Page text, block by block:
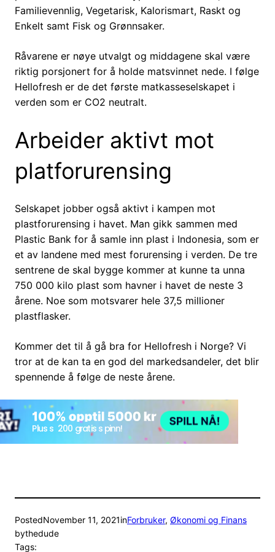
Familievennlig, Vegetarisk, Kalorismart, Raskt og
Enkelt samt Fisk og Grønnsaker.
Råvarene er nøye utvalgt og middagene skal være
riktig porsjonert for å holde matsvinnet nede. I følge
Hellofresh er de det første matkasseselskapet i
verden som er CO2 neutralt.
Arbeider aktivt mot
platforurensing
Selskapet jobber også aktivt i kampen mot
plastforurensing i havet. Man gikk sammen med
Plastic Bank for å samle inn plast i Indonesia, som er
et av landene med mest forurensing i verden. De tre
sentrene de skal bygge kommer at kunne ta unna
750 000 kilo plast som havner i havet de neste 3
årene. Noe som motsvarer hele 37,5 millioner
plastflasker.
Kommer det til å gå bra for Hellofresh i Norge? Vi
tror at de kan ta en god del markedsandeler, det blir
spennende å følge de neste årene.
PostedNovember 11, 2021inForbruker, Økonomi og Finans
bythedude
Tags: